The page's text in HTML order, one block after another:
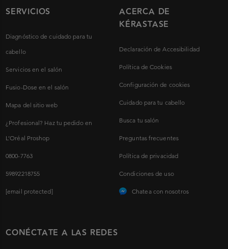
SERVICIOS
Diagnóstico de cuidado para tu
cabello
Servicios en el salón
Fusio-Dose en el salón
Mapa del sitio web
¿Profesional? Haz tu pedido en
L’Oréal Proshop
0800-7763
59892218755
[email protected]
ACERCA DE
KÉRASTASE
Declaración de Accesibilidad
Política de Cookies
Configuración de cookies
Cuidado para tu cabello
Busca tu salón
Preguntas frecuentes
Política de privacidad
Condiciones de uso
Chatea con nosotros
CONÉCTATE A LAS REDES